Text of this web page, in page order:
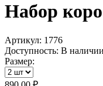
Набор
Артикул: 1776
Доступность: В наличии
Размер: